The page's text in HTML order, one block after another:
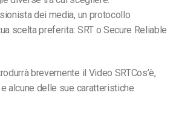
dei media, un protocollo
scelta preferita: SRT o Secure Reliable
brevemente il Video SRTCos’è,
alcune delle sue caratteristiche